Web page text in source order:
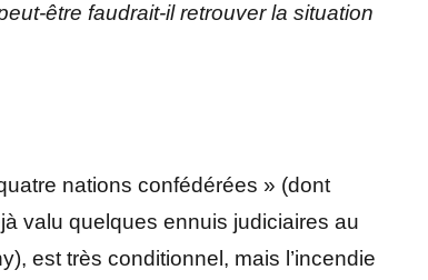
être faudrait-il retrouver la situation
nations confédérées » (dont
valu quelques ennuis judiciaires au
est très conditionnel, mais l’incendie